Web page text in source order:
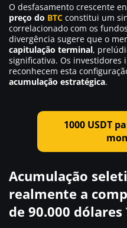
O desfasamento crescente
preço do BTC constitui um
correlacionado com os
divergência sugere que o
capitulação terminal,
significativa. Os investidores
reconhecem esta
acumulação estratégica.
1000 USDT
Acumulação
realmente a
de 90.000 dólares